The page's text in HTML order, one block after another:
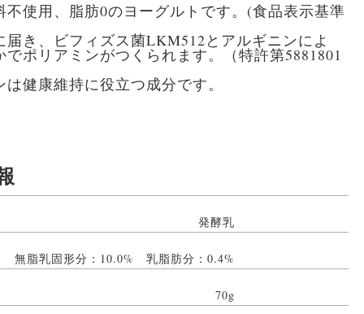
不使用、脂肪0のヨーグルトです。(食品表示基準
届き、ビフィズス菌LKM512とアルギニンによ
でポリアミンがつくられます。（特許第5881801
健康維持に役立つ成分です。
発酵乳
無脂乳固形分：10.0% 乳脂肪分：0.4%
70g